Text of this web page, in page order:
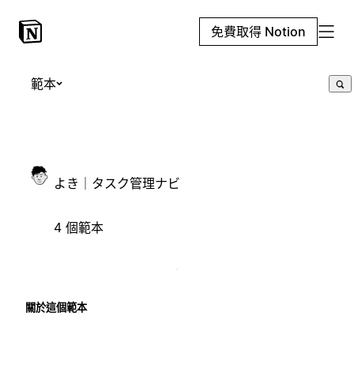
免費取得 Notion
範本
よき｜タスク管理ナビ
4 個範本
關於這個範本